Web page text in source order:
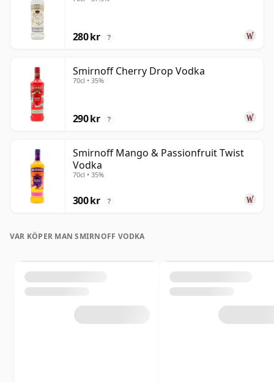
280 kr ?
Smirnoff Cherry Drop Vodka
70cl • 35%
290 kr ?
Smirnoff Mango & Passionfruit Twist
Vodka
70cl • 35%
300 kr ?
VAR KÖPER MAN SMIRNOFF VODKA